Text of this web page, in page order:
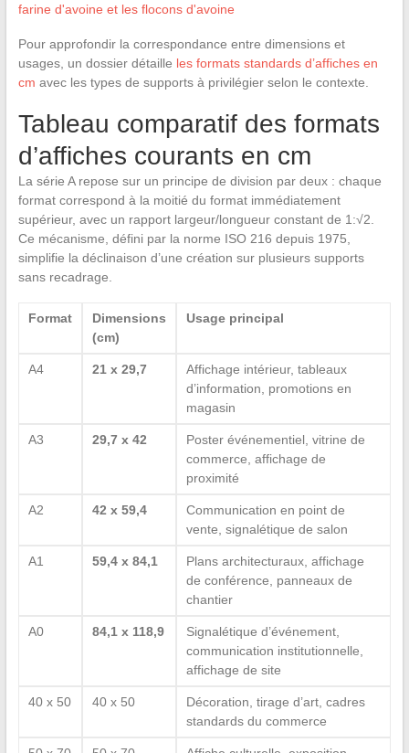
farine d'avoine et les flocons d'avoine
Pour approfondir la correspondance entre dimensions et
usages, un dossier détaille les formats standards d’affiches en
cm avec les types de supports à privilégier selon le contexte.
Tableau comparatif des formats
d’affiches courants en cm
La série A repose sur un principe de division par deux : chaque
format correspond à la moitié du format immédiatement
supérieur, avec un rapport largeur/longueur constant de 1:√2.
Ce mécanisme, défini par la norme ISO 216 depuis 1975,
simplifie la déclinaison d’une création sur plusieurs supports
sans recadrage.
Format
Dimensions
(cm)
Usage principal
A4 21 x 29,7
Affichage intérieur, tableaux
d’information, promotions en
magasin
A3 29,7 x 42
Poster événementiel, vitrine de
commerce, affichage de
proximité
A2 42 x 59,4
Communication en point de
vente, signalétique de salon
A1 59,4 x 84,1
Plans architecturaux, affichage
de conférence, panneaux de
chantier
A0 84,1 x 118,9
Signalétique d’événement,
communication institutionnelle,
affichage de site
40 x 50 40 x 50
Décoration, tirage d’art, cadres
standards du commerce